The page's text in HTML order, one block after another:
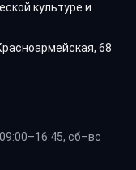
культуре и
68
сб–вс